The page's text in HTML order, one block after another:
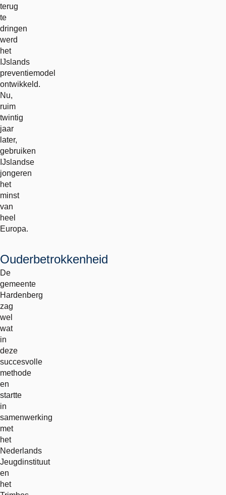
terug
te
dringen
werd
het
IJslands
preventiemodel
ontwikkeld.
Nu,
ruim
twintig
jaar
later,
gebruiken
IJslandse
jongeren
het
minst
van
heel
Europa.
Ouderbetrokkenheid
De
gemeente
Hardenberg
zag
wel
wat
in
deze
succesvolle
methode
en
startte
in
samenwerking
met
het
Nederlands
Jeugdinstituut
en
het